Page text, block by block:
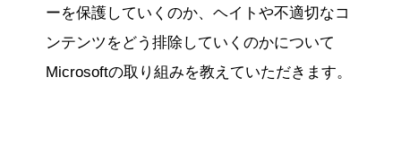
ーを保護していくのか、ヘイトや不適切なコ
ンテンツをどう排除していくのかについて
Microsoftの取り組みを教えていただきます。